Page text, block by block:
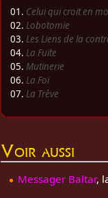
01. Celui qui croit en
02. Lobotomie
03. Les Liens de la
04. La Fuite
05. Mutinerie
06. La Foi
07. La Trêve
Voir aussi
Messager Baltar,